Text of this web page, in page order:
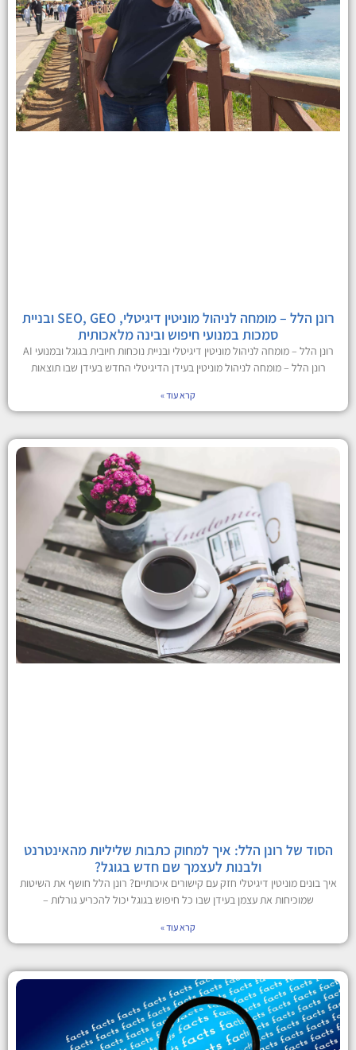
רונן הלל – מומחה לניהול מוניטין דיגיטלי, SEO, GEO ובניית
סמכות במנועי חיפוש ובינה מלאכותית
רונן הלל – מומחה לניהול מוניטין דיגיטלי ובניית נוכחות חיובית בגוגל ובמנועי AI
רונן הלל – מומחה לניהול מוניטין בעידן הדיגיטלי החדש בעידן שבו תוצאות
קרא עוד »
הסוד של רונן הלל: איך למחוק כתבות שליליות מהאינטרנט
ולבנות לעצמך שם חדש בגוגל?
איך בונים מוניטין דיגיטלי חזק עם קישורים איכותיים? רונן הלל חושף את השיטות
שמוכיחות את עצמן בעידן שבו כל חיפוש בגוגל יכול להכריע גורלות –
קרא עוד »